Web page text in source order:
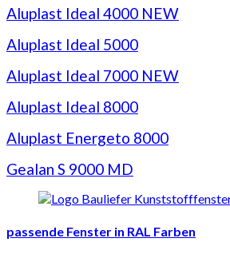
Aluplast Ideal 4000 NEW
Aluplast Ideal 5000
Aluplast Ideal 7000 NEW
Aluplast Ideal 8000
Aluplast Energeto 8000
Gealan S 9000 MD
passende Fenster in RAL Farben